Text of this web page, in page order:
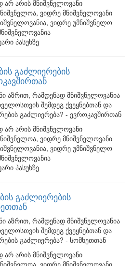
არის მნიშვნელოვანი
ვიდრე მნიშვნელოვანი
ვიდრე უმნიშვნელო
პასუხზე
გაძლიერების
აზრით, რამდენად მნიშვნელოვანია
შემდეგ ქვეყნებთან და
გაძლიერება? - ევროკავშირთან
არის მნიშვნელოვანი
ვიდრე მნიშვნელოვანი
ვიდრე უმნიშვნელო
პასუხზე
გაძლიერების
აზრით, რამდენად მნიშვნელოვანია
შემდეგ ქვეყნებთან და
გაძლიერება? - სომხეთთან
არის მნიშვნელოვანი
ვიდრე მნიშვნელოვანი